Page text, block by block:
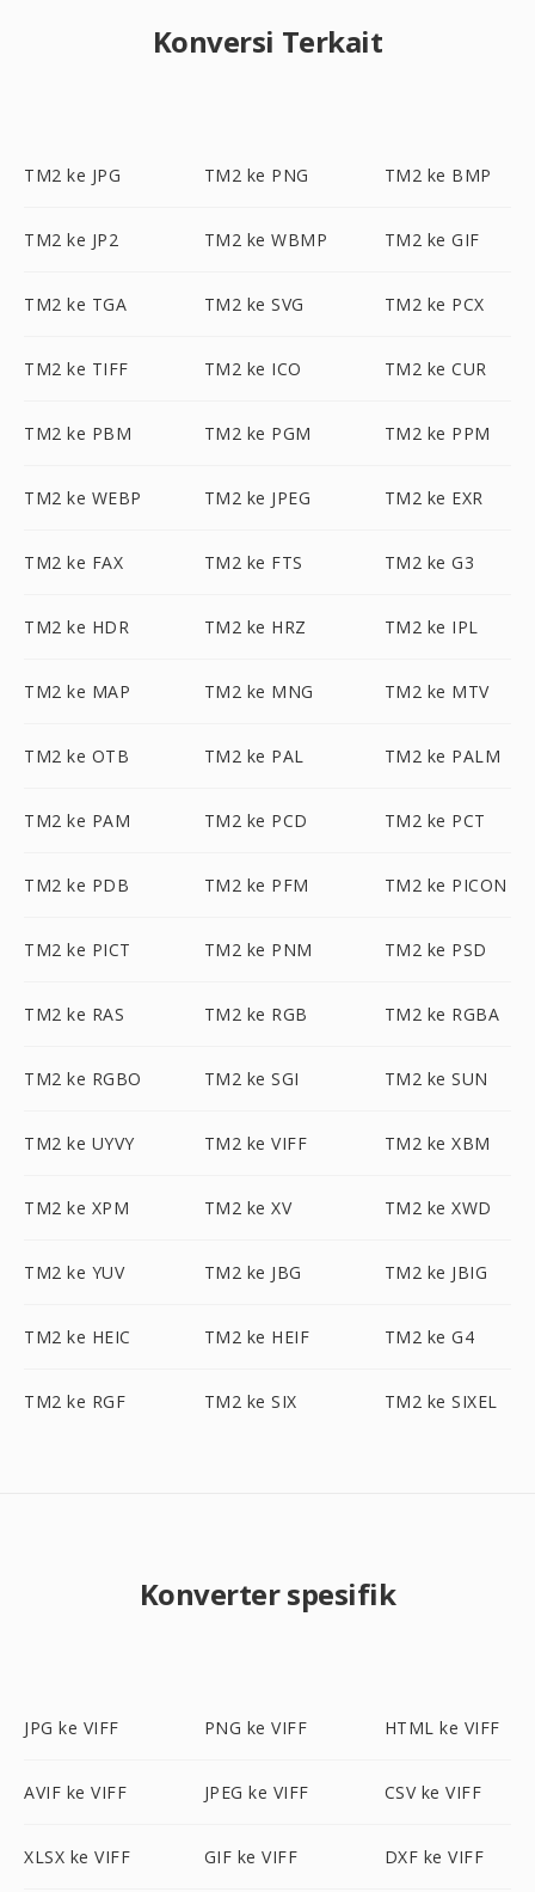
Konversi Terkait
TM2 ke JPG TM2 ke PNG TM2 ke BMP
TM2 ke JP2 TM2 ke WBMP TM2 ke GIF
TM2 ke TGA TM2 ke SVG TM2 ke PCX
TM2 ke TIFF TM2 ke ICO TM2 ke CUR
TM2 ke PBM TM2 ke PGM TM2 ke PPM
TM2 ke WEBP TM2 ke JPEG TM2 ke EXR
TM2 ke FAX TM2 ke FTS TM2 ke G3
TM2 ke HDR TM2 ke HRZ TM2 ke IPL
TM2 ke MAP TM2 ke MNG TM2 ke MTV
TM2 ke OTB TM2 ke PAL TM2 ke PALM
TM2 ke PAM TM2 ke PCD TM2 ke PCT
TM2 ke PDB TM2 ke PFM TM2 ke PICON
TM2 ke PICT TM2 ke PNM TM2 ke PSD
TM2 ke RAS TM2 ke RGB TM2 ke RGBA
TM2 ke RGBO TM2 ke SGI TM2 ke SUN
TM2 ke UYVY TM2 ke VIFF TM2 ke XBM
TM2 ke XPM TM2 ke XV TM2 ke XWD
TM2 ke YUV TM2 ke JBG TM2 ke JBIG
TM2 ke HEIC TM2 ke HEIF TM2 ke G4
TM2 ke RGF TM2 ke SIX TM2 ke SIXEL
Konverter spesifik
JPG ke VIFF PNG ke VIFF HTML ke VIFF
AVIF ke VIFF JPEG ke VIFF CSV ke VIFF
XLSX ke VIFF GIF ke VIFF DXF ke VIFF